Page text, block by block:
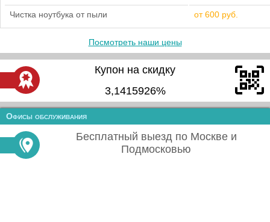
Чистка ноутбука от пыли от 600 руб.
Посмотреть наши цены
Купон на скидку
3,1415926%
Офисы обслуживания
Бесплатный выезд по Москве и
Подмосковью